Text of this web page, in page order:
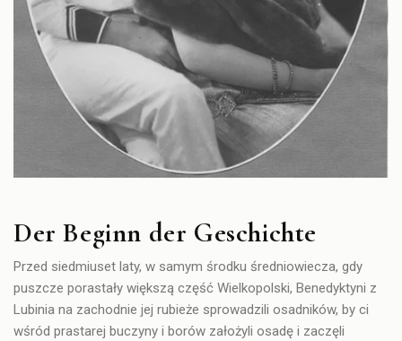
Der Beginn der Geschichte
Przed siedmiuset laty, w samym środku średniowiecza, gdy
puszcze porastały większą część Wielkopolski, Benedyktyni z
Lubinia na zachodnie jej rubieże sprowadzili osadników, by ci
wśród prastarej buczyny i borów założyli osadę i zaczęli